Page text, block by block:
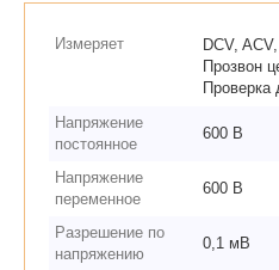
Измеряет
DCV,
Прозвон
Проверка
Напряжение
постоянное
600 В
Напряжение
переменное
600 В
Разрешение по
напряжению
0,1 мВ